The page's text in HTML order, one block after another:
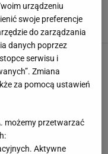
NAJNOWSZE
sodą. Prosty trik
urządzeniu
swoje preferencje
do zarządzania
danych poprzez
serwisu i
Zmiana
za pomocą ustawień
możemy przetwarzać
Aktywne